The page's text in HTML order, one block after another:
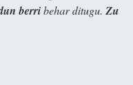
berribehar ditugu. Zu